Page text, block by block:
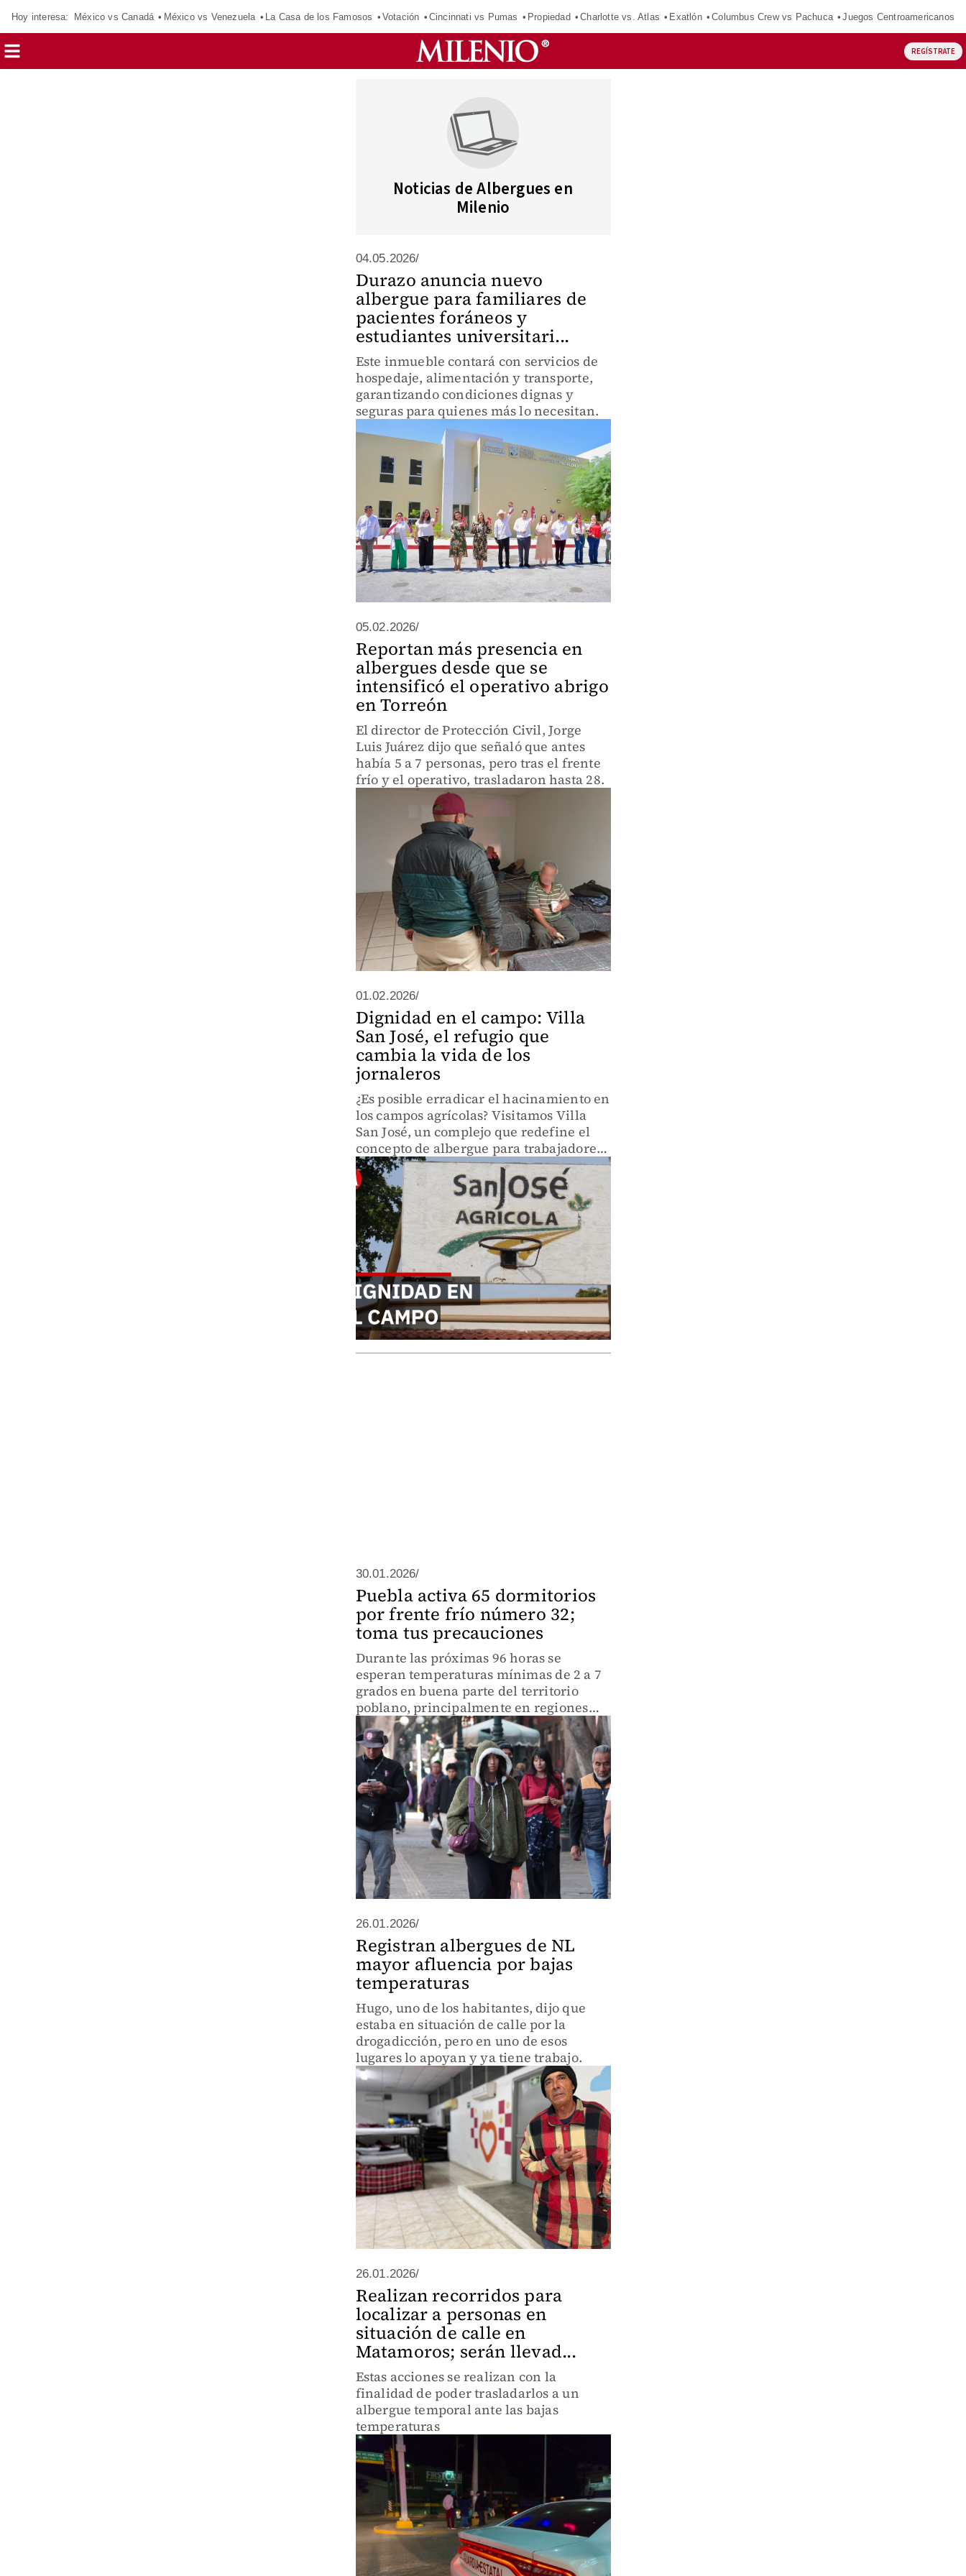
Hoy interesa: México vs Canadá México vs Venezuela La Casa de los Famosos Votación Cincinnati vs Pumas Propiedad Charlotte vs. Atlas Exatlón Columbus Crew vs Pachuca Juegos Centroamericanos
REGÍSTRATE
Noticias de Albergues en
Milenio
04.05.2026/
Durazo anuncia nuevo
albergue para familiares de
pacientes foráneos y
estudiantes universitari...
Este inmueble contará con servicios de
hospedaje, alimentación y transporte,
garantizando condiciones dignas y
seguras para quienes más lo necesitan.
05.02.2026/
Reportan más presencia en
albergues desde que se
intensificó el operativo abrigo
en Torreón
El director de Protección Civil, Jorge
Luis Juárez dijo que señaló que antes
había 5 a 7 personas, pero tras el frente
frío y el operativo, trasladaron hasta 28.
01.02.2026/
Dignidad en el campo: Villa
San José, el refugio que
cambia la vida de los
jornaleros
¿Es posible erradicar el hacinamiento en
los campos agrícolas? Visitamos Villa
San José, un complejo que redefine el
concepto de albergue para trabajadores
migrantes con servicios integrales que
priorizan el bienestar de los niños.
30.01.2026/
Puebla activa 65 dormitorios
por frente frío número 32;
toma tus precauciones
Durante las próximas 96 horas se
esperan temperaturas mínimas de 2 a 7
grados en buena parte del territorio
poblano, principalmente en regiones
serranas y valles.
26.01.2026/
Registran albergues de NL
mayor afluencia por bajas
temperaturas
Hugo, uno de los habitantes, dijo que
estaba en situación de calle por la
drogadicción, pero en uno de esos
lugares lo apoyan y ya tiene trabajo.
26.01.2026/
Realizan recorridos para
localizar a personas en
situación de calle en
Matamoros; serán llevad...
Estas acciones se realizan con la
finalidad de poder trasladarlos a un
albergue temporal ante las bajas
temperaturas